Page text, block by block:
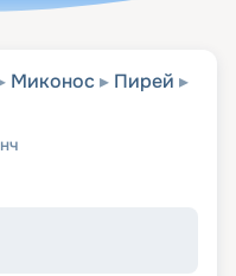
Миконос
Пирей
нч